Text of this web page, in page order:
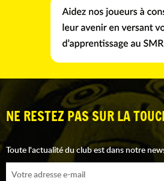
NE RESTEZ PAS SUR LA
Toute l'actualité du club est dans notre